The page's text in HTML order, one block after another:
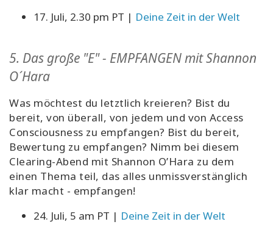
17. Juli, 2.30 pm PT | Deine Zeit in der Welt
5. Das große "E" - EMPFANGEN mit Shannon
O´Hara
Was möchtest du letztlich kreieren? Bist du
bereit, von überall, von jedem und von Access
Consciousness zu empfangen? Bist du bereit,
Bewertung zu empfangen? Nimm bei diesem
Clearing-Abend mit Shannon O’Hara zu dem
einen Thema teil, das alles unmissverstänglich
klar macht - empfangen!
24. Juli, 5 am PT | Deine Zeit in der Welt